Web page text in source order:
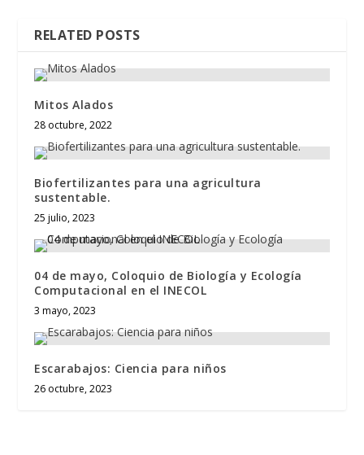
RELATED POSTS
Mitos Alados
28 octubre, 2022
Biofertilizantes para una agricultura
sustentable.
25 julio, 2023
04 de mayo, Coloquio de Biología y Ecología
Computacional en el INECOL
3 mayo, 2023
Escarabajos: Ciencia para niños
26 octubre, 2023